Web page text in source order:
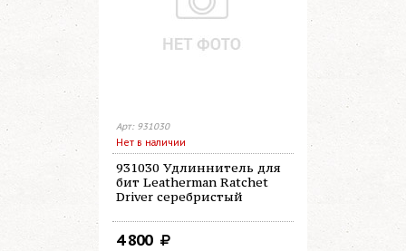
Арт: 931030
Нет в наличии
931030 Удлиннитель для
бит Leatherman Ratchet
Driver серебристый
4 800